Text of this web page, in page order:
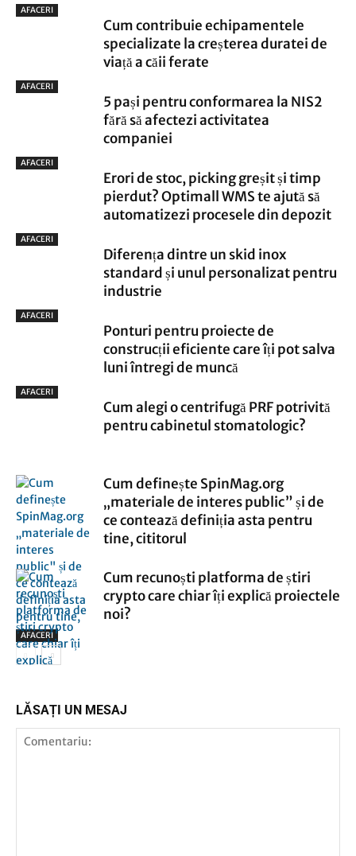
AFACERI
Cum contribuie echipamentele
specializate la creșterea duratei de
viață a căii ferate
AFACERI
5 pași pentru conformarea la NIS2
fără să afectezi activitatea
companiei
AFACERI
Erori de stoc, picking greșit și timp
pierdut? Optimall WMS te ajută să
automatizezi procesele din depozit
AFACERI
Diferența dintre un skid inox
standard și unul personalizat pentru
industrie
AFACERI
Ponturi pentru proiecte de
construcții eficiente care îți pot salva
luni întregi de muncă
AFACERI
Cum alegi o centrifugă PRF potrivită
pentru cabinetul stomatologic?
AFACERI
Cum definește SpinMag.org
„materiale de interes public” și de
ce contează definiția asta pentru
tine, cititorul
Cum recunoști platforma de știri
crypto care chiar îți explică proiectele
noi?
LĂSAȚI UN MESAJ